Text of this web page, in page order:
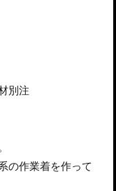
別注
の作業着を作って